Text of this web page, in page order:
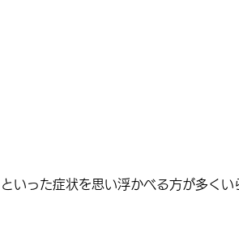
といった症状を思い浮かべる方が多くい